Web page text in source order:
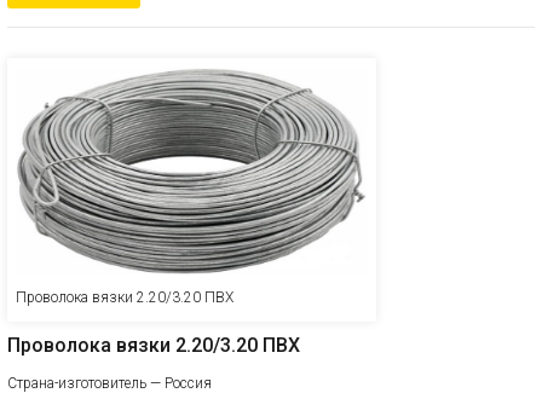
Проволока вязки 2.20/3.20 ПВХ
Проволока вязки 2.20/3.20 ПВХ
Страна-изготовитель — Россия